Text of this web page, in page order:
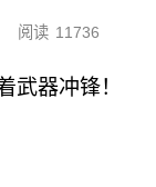
阅读 11736
武器冲锋！